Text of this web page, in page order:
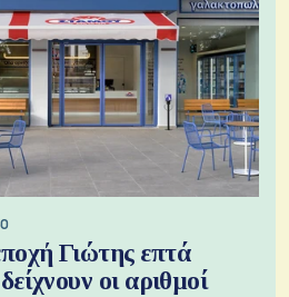
Γιώτης επτά
οι αριθμοί